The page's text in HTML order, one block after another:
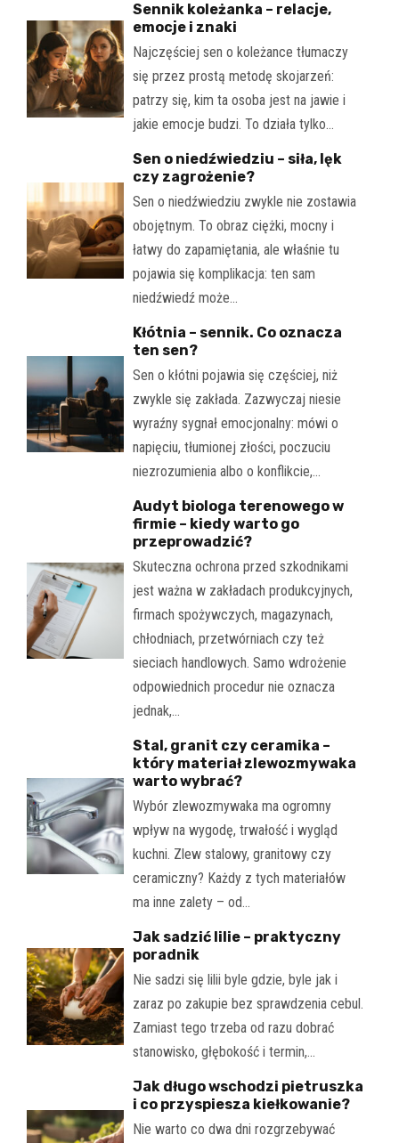
Sennik koleżanka – relacje,
emocje i znaki
Najczęściej sen o koleżance tłumaczy
się przez prostą metodę skojarzeń:
patrzy się, kim ta osoba jest na jawie i
jakie emocje budzi. To działa tylko…
Sen o niedźwiedziu – siła, lęk
czy zagrożenie?
Sen o niedźwiedziu zwykle nie zostawia
obojętnym. To obraz ciężki, mocny i
łatwy do zapamiętania, ale właśnie tu
pojawia się komplikacja: ten sam
niedźwiedź może…
Kłótnia – sennik. Co oznacza
ten sen?
Sen o kłótni pojawia się częściej, niż
zwykle się zakłada. Zazwyczaj niesie
wyraźny sygnał emocjonalny: mówi o
napięciu, tłumionej złości, poczuciu
niezrozumienia albo o konflikcie,…
Audyt biologa terenowego w
firmie – kiedy warto go
przeprowadzić?
Skuteczna ochrona przed szkodnikami
jest ważna w zakładach produkcyjnych,
firmach spożywczych, magazynach,
chłodniach, przetwórniach czy też
sieciach handlowych. Samo wdrożenie
odpowiednich procedur nie oznacza
jednak,…
Stal, granit czy ceramika –
który materiał zlewozmywaka
warto wybrać?
Wybór zlewozmywaka ma ogromny
wpływ na wygodę, trwałość i wygląd
kuchni. Zlew stalowy, granitowy czy
ceramiczny? Każdy z tych materiałów
ma inne zalety – od…
Jak sadzić lilie – praktyczny
poradnik
Nie sadzi się lilii byle gdzie, byle jak i
zaraz po zakupie bez sprawdzenia cebul.
Zamiast tego trzeba od razu dobrać
stanowisko, głębokość i termin,…
Jak długo wschodzi pietruszka
i co przyspiesza kiełkowanie?
Nie warto co dwa dni rozgrzebywać